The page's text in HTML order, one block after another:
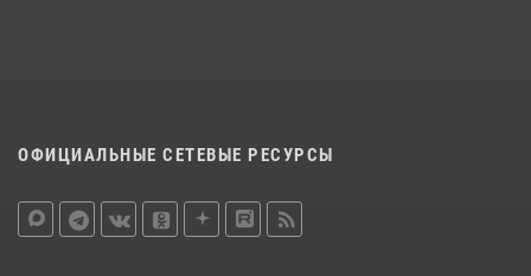
ОФИЦИАЛЬНЫЕ СЕТЕВЫЕ РЕСУРСЫ